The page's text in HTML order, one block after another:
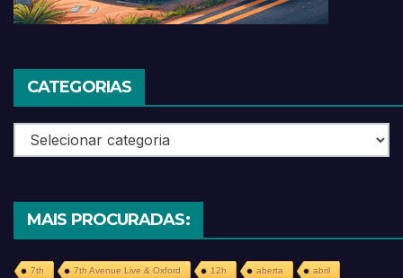
CATEGORIAS
Categorias
MAIS PROCURADAS:
7th 7th Avenue Live & Oxford 12h aberta abril